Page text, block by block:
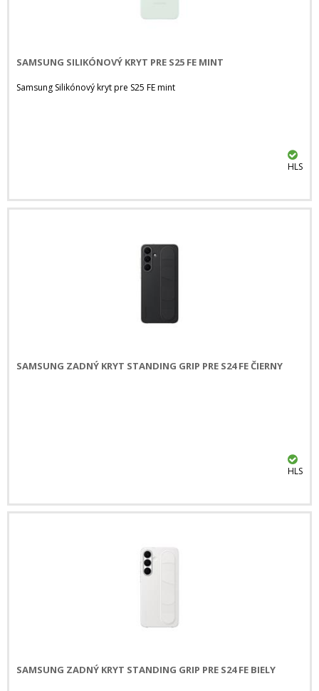
SAMSUNG SILIKÓNOVÝ KRYT PRE S25 FE MINT
Samsung Silikónový kryt pre S25 FE mint
HLS
SAMSUNG ZADNÝ KRYT STANDING GRIP PRE S24 FE ČIERNY
HLS
SAMSUNG ZADNÝ KRYT STANDING GRIP PRE S24 FE BIELY